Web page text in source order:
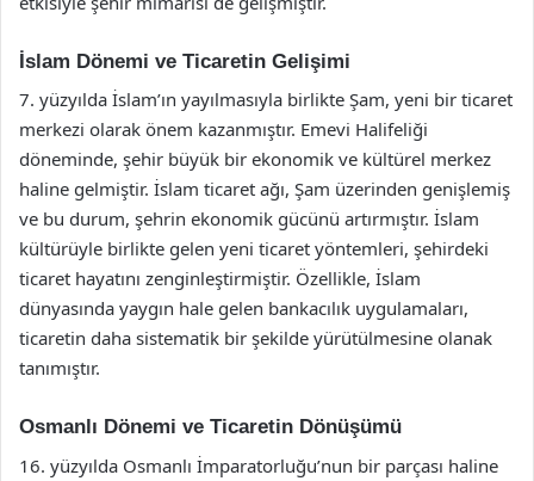
İslam Dönemi ve Ticaretin Gelişimi
7. yüzyılda İslam’ın yayılmasıyla birlikte Şam, yeni bir ticaret
merkezi olarak önem kazanmıştır. Emevi Halifeliği
döneminde, şehir büyük bir ekonomik ve kültürel merkez
haline gelmiştir. İslam ticaret ağı, Şam üzerinden genişlemiş
ve bu durum, şehrin ekonomik gücünü artırmıştır. İslam
kültürüyle birlikte gelen yeni ticaret yöntemleri, şehirdeki
ticaret hayatını zenginleştirmiştir. Özellikle, İslam
dünyasında yaygın hale gelen bankacılık uygulamaları,
ticaretin daha sistematik bir şekilde yürütülmesine olanak
tanımıştır.
Osmanlı Dönemi ve Ticaretin Dönüşümü
16. yüzyılda Osmanlı İmparatorluğu’nun bir parçası haline